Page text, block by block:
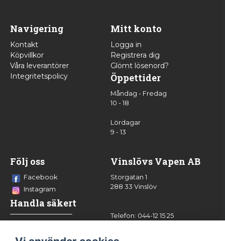
Navigering
Kontakt
Köpvillkor
Våra leverantörer
Integritetspolicy
Mitt konto
Logga in
Registrera dig
Glömt lösenord?
Öppettider
Måndag - Fredag
10 - 18
Lördagar
9 - 13
Följ oss
Facebook
Instagram
Handla säkert
Vinslövs Vapen AB
Storgatan 1
288 33 Vinslöv
Telefon: 044-12 15 25